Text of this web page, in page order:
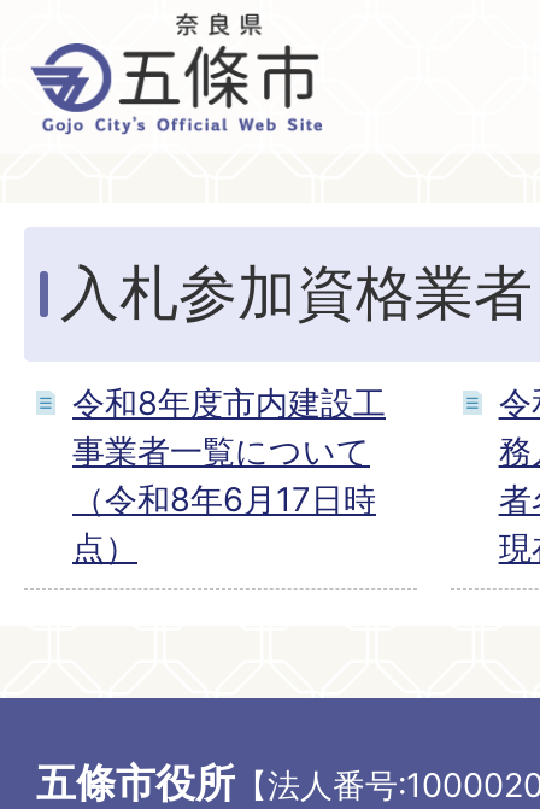
入札参加資格業者
令和8年度市内建設工
事業者一覧について
（令和8年6月17日時
点）
令
務
者
現
五條市役所 【法人番号